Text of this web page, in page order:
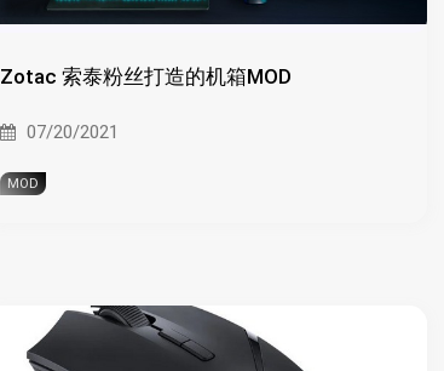
Zotac 索泰粉丝打造的机箱MOD
07/20/2021
MOD